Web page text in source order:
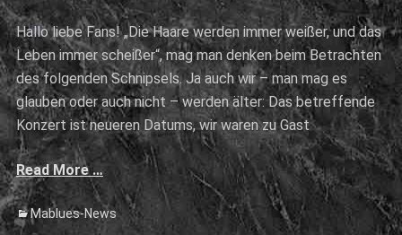
on
Hallo liebe Fans! „Die Haare werden immer weißer, und das
Leben immer scheißer“, mag man denken beim Betrachten
des folgenden Schnipsels. Ja auch wir – man mag es
glauben oder auch nicht – werden älter: Das betreffende
Konzert ist neueren Datums, wir waren zu Gast
Read More …
Categories
Mablues-News